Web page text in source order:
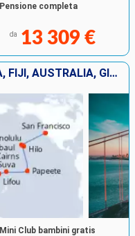
Pensione completa
da 13 309 €
STATI UNITI, HAWAI, POLINESIA, FIJI, AUSTRALIA, GIAPPONE, SUD KOREA, TAIWAN, CINA, VIETNAM, SINGAPORE, MALESIA, SRI LANKA, MALDIVE, SUD AFRICA
Mini Club bambini gratis